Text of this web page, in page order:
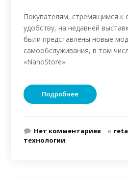
Покупателям, стремящимся
удобству, на недавней
были представлены новые
самообслуживания, в том
«NanoStore».
Подробнее
Нет комментариев в
технологии